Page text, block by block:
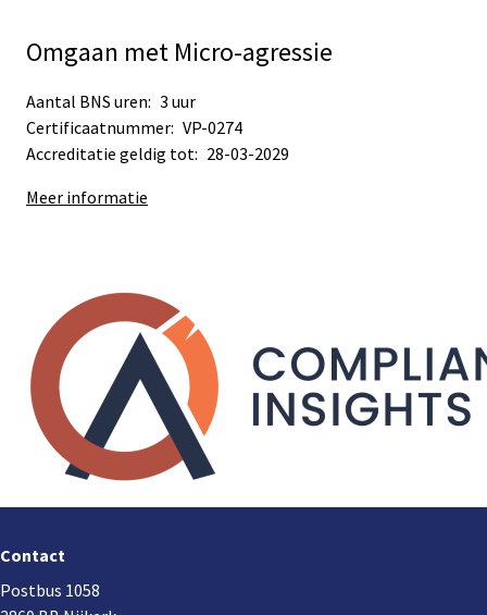
Omgaan met Micro-agressie
Aantal BNS uren: 3 uur
Certificaatnummer: VP-0274
Accreditatie geldig tot: 28-03-2029
Meer informatie
navigation
navigation
navigation
Contact
Postbus 1058